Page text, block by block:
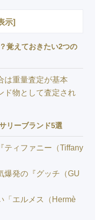
示]
覚えておきたい2つの
は重量査定が基本
ド物として査定され
リーブランド5選
ティファニー（Tiffany
爆発の『グッチ（GU
「エルメス（Hermè